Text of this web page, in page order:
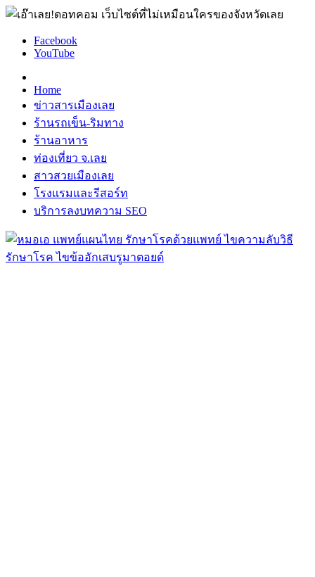
Facebook
YouTube
Home
ข่าวสารเมืองเลย
ร้านรถเข็น-ริมทาง
ร้านอาหาร
ท่องเที่ยว จ.เลย
สาวสวยเมืองเลย
โรงแรมและรีสอร์ท
บริการลงบทความ SEO